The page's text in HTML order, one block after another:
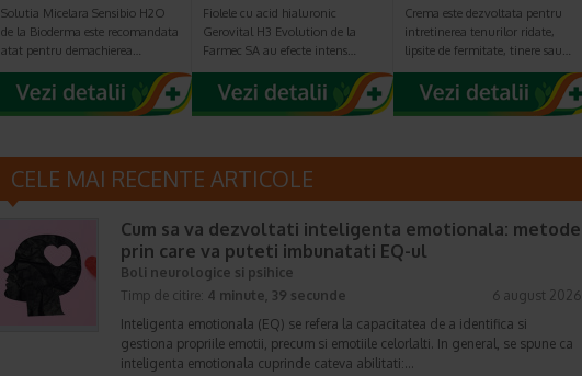
Solutia Micelara Sensibio H2O
de la Bioderma este recomandata
atat pentru demachierea…
Fiolele cu acid hialuronic
Gerovital H3 Evolution de la
Farmec SA au efecte intens…
Crema este dezvoltata pentru
intretinerea tenurilor ridate,
lipsite de fermitate, tinere sau…
CELE MAI RECENTE ARTICOLE
Cum sa va dezvoltati inteligenta emotionala: metode
prin care va puteti imbunatati EQ-ul
Boli neurologice si psihice
Timp de citire: 4 minute, 39 secunde
6 august 2026
Inteligenta emotionala (EQ) se refera la capacitatea de a identifica si
gestiona propriile emotii, precum si emotiile celorlalti. In general, se spune ca
inteligenta emotionala cuprinde cateva abilitati:…